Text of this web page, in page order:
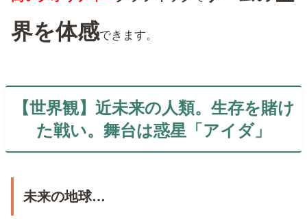
界を体感できます。
【世界観】近未来の人類。生存を賭け
た戦い。舞台は惑星「アイダ」
未来の地球…